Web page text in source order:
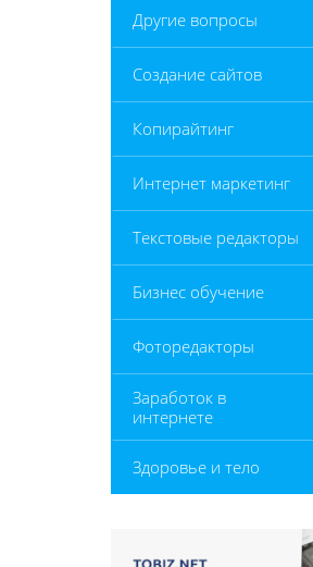
Другие вопросы
Создание сайтов
Копирайтинг
Интернет маркетинг
Текстовые редакторы
Бизнес обучение
Фоторедакторы
Заработок в
интернете
Здоровье и тело